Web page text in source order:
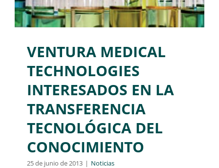
VENTURA MEDICAL
TECHNOLOGIES
INTERESADOS EN LA
TRANSFERENCIA
TECNOLÓGICA DEL
CONOCIMIENTO
25 de junio de 2013 | Noticias